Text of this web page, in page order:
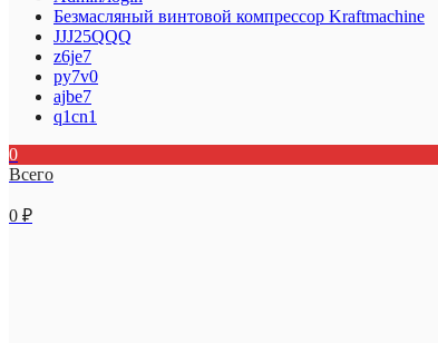
Безмасляный винтовой компрессор Kraftmaсhine
JJJ25QQQ
z6je7
py7v0
ajbe7
q1cn1
0
Всего
0 ₽